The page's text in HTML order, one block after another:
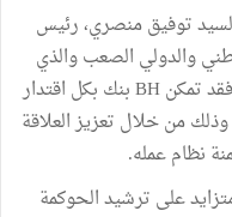
توفيق منصري، رئيس
والدولي الصعب والذي
تفاقم بسبب الحرب في الشرق الأوسط، فقد تمكن BH بنك بكل اقتدار
من خلال تعزيز العلاقة
نظام عمله.
2025 تميز بعزم متزايد على ترشيد الحوكمة